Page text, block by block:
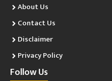
About Us
Contact Us
Disclaimer
Privacy Policy
Follow Us